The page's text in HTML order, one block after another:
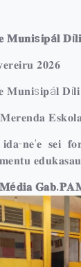
𝐌𝐮𝐧𝐢s𝐢𝐩á𝐥
𝟐𝟎𝟐𝟔
𝐌𝐮𝐧𝐢s𝐢𝐩á𝐥
𝐄𝐬𝐤𝐨𝐥𝐚𝐫
𝐧𝐞’𝐞 𝐬𝐞𝐢